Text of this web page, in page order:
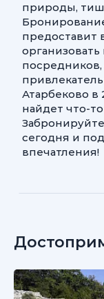
природы,
предоставит
Атарбеково в
найдет что-
сегодня и
впечатления!